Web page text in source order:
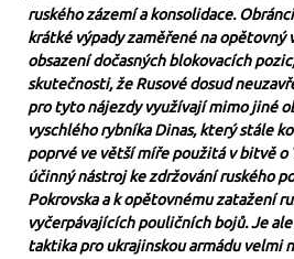
ruského zázemí a konsolidace.
krátké výpady zaměřené na opětovný
obsazení dočasných blokovacích
skutečnosti, že Rusové dosud
pro tyto nájezdy využívají mimo jiné
vyschlého rybníka Dinas, který stále
poprvé ve větší míře použitá v bitvě o
účinný nástroj ke zdržování ruského
Pokrovska a k opětovnému zatažení
vyčerpávajících pouličních bojů. Je
taktika pro ukrajinskou armádu velmi